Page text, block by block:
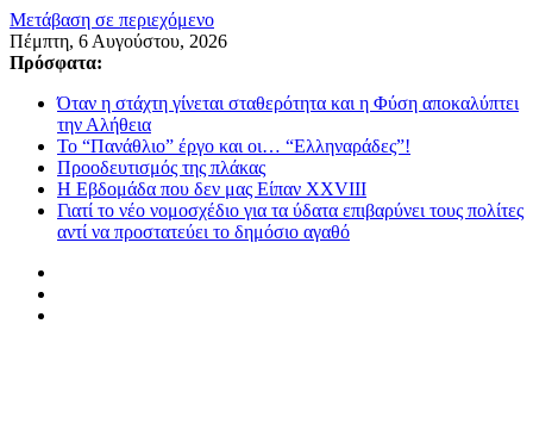
Μετάβαση σε περιεχόμενο
Πέμπτη, 6 Αυγούστου, 2026
Πρόσφατα:
Όταν η στάχτη γίνεται σταθερότητα και η Φύση αποκαλύπτει
την Αλήθεια
Το “Πανάθλιο” έργο και οι… “Ελληναράδες”!
Προοδευτισμός της πλάκας
Η Εβδομάδα που δεν μας Είπαν XXVIII
Γιατί το νέο νομοσχέδιο για τα ύδατα επιβαρύνει τους πολίτες
αντί να προστατεύει το δημόσιο αγαθό